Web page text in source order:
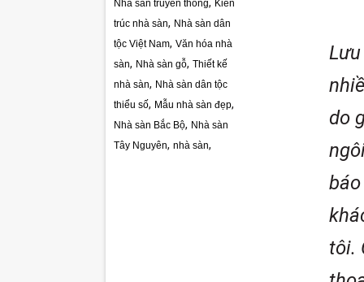
do
tôi.
Nhà sàn truyền thống
Kiến
trúc nhà sàn, Nhà sàn dân
tộc Việt Nam, Văn hóa nhà
sàn, Nhà sàn gỗ, Thiết kế
nhà sàn, Nhà sàn dân tộc
thiểu số, Mẫu nhà sàn đẹp,
Nhà sàn Bắc Bộ, Nhà sàn
Tây Nguyên, nhà sàn,